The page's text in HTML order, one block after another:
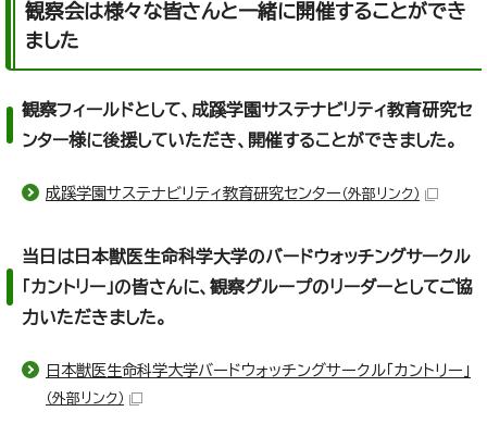
観察会は様々な皆さんと一緒に開催することができ
ました
観察フィールドとして、成蹊学園サステナビリティ教育研究セ
ンター様に後援していただき、開催することができました。
成蹊学園サステナビリティ教育研究センター （外部リンク）
当日は日本獣医生命科学大学のバードウォッチングサークル
「カントリー」の皆さんに、観察グループのリーダーとしてご協
力いただきました。
日本獣医生命科学大学バードウォッチングサークル「カントリー」
（外部リンク）